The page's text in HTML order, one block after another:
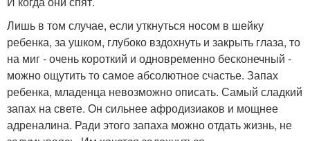
Лишь в том случае, если уткнуться носом в шейку
ребенка, за ушком, глубоко вздохнуть и закрыть глаза, то
на миг - очень короткий и одновременно бесконечный -
можно ощутить то самое абсолютное счастье. Запах
ребенка, младенца невозможно описать. Самый сладкий
запах на свете. Он сильнее афродизиаков и мощнее
адреналина. Ради этого запаха можно отдать жизнь, не